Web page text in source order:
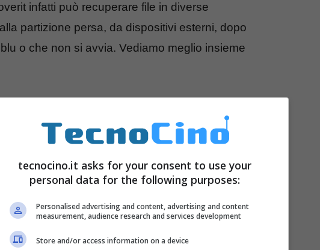
infatti può recuperare file in diverse
partizione persa, da dispositivi esterni, dopo
o che non si avvia. Vediamo meglio insieme
utile
di recuperare file cancellati da SD , come
del programma. Qualora si abbia tra le mani un
sarà sufficiente scaricare e installare
le indicazioni del programma.
tecnocino.it asks for your consent to use your
personal data for the following purposes:
Personalised advertising and content, advertising and content
measurement, audience research and services development
Store and/or access information on a device